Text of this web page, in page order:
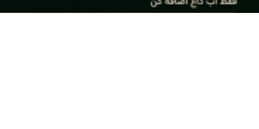
فروش خودروی شما به بهترین قیمت بازار ✅